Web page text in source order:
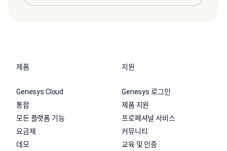
제품
Genesys Cloud
통합
모든 플랫폼 기능
요금제
데모
지원
Genesys 로그인
제품 지원
프로페셔널 서비스
커뮤니티
교육 및 인증